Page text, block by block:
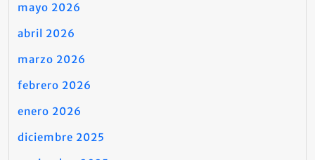
mayo 2026
abril 2026
marzo 2026
febrero 2026
enero 2026
diciembre 2025